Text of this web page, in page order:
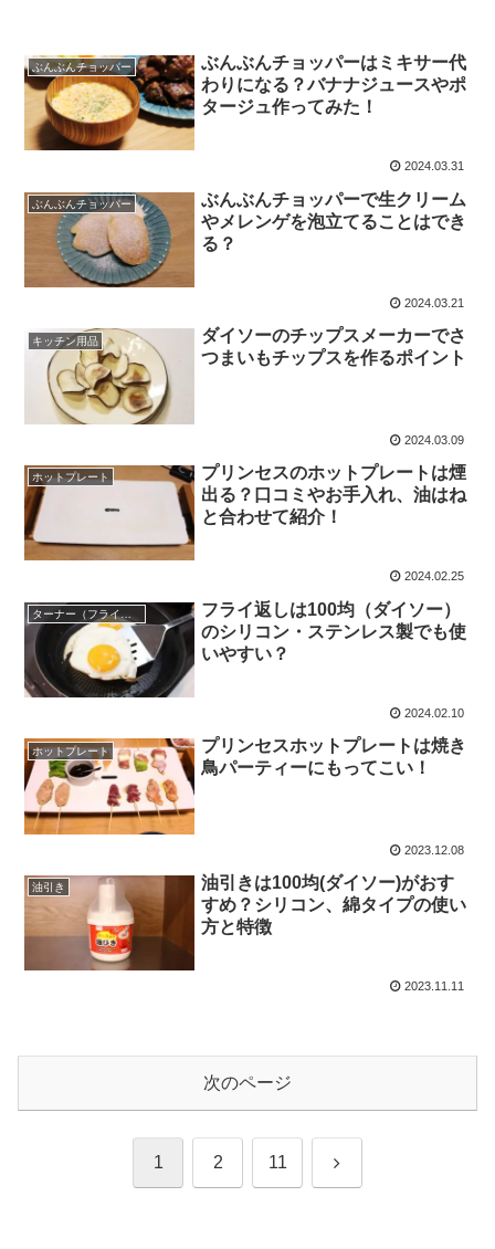
ぶんぶんチョッパー
ぶんぶんチョッパーはミキサー代
わりになる？バナナジュースやポ
タージュ作ってみた！
2024.03.31
ぶんぶんチョッパー
ぶんぶんチョッパーで生クリーム
やメレンゲを泡立てることはでき
る？
2024.03.21
キッチン用品
ダイソーのチップスメーカーでさ
つまいもチップスを作るポイント
2024.03.09
ホットプレート
プリンセスのホットプレートは煙
出る？口コミやお手入れ、油はね
と合わせて紹介！
2024.02.25
フライ返しは100均（ダイソー）
のシリコン・ステンレス製でも使
いやすい？
2024.02.10
ホットプレート
プリンセスホットプレートは焼き
鳥パーティーにもってこい！
2023.12.08
油引き
油引きは100均(ダイソー)がおす
すめ？シリコン、綿タイプの使い
方と特徴
2023.11.11
次のページ
1 2 11 次